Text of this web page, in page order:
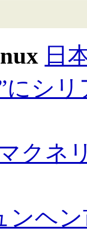
日
にシ
クネ
ンヘ